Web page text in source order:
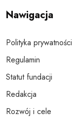
Nawigacja
Polityka prywatności
Regulamin
Statut fundacji
Redakcja
Rozwój i cele